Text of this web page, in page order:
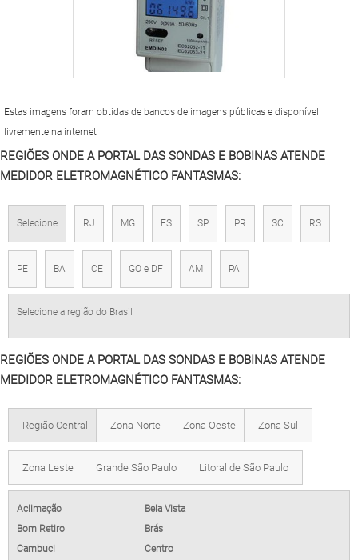
Estas imagens foram obtidas de bancos de imagens públicas e disponível
livremente na internet
REGIÕES ONDE A PORTAL DAS SONDAS E BOBINAS ATENDE
MEDIDOR ELETROMAGNÉTICO FANTASMAS:
Selecione RJ MG ES SP PR SC RS
PE BA CE GO e DF AM PA
Selecione a região do Brasil
REGIÕES ONDE A PORTAL DAS SONDAS E BOBINAS ATENDE
MEDIDOR ELETROMAGNÉTICO FANTASMAS:
Região Central Zona Norte Zona Oeste Zona Sul
Zona Leste Grande São Paulo Litoral de São Paulo
Aclimação
Bela Vista
Bom Retiro
Brás
Cambuci
Centro